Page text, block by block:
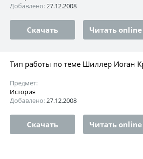
Добавлено:27.12.2008
Скачать Читать online
Тип работы по теме Шиллер Иоган
Предмет:
История
Добавлено:27.12.2008
Скачать Читать online